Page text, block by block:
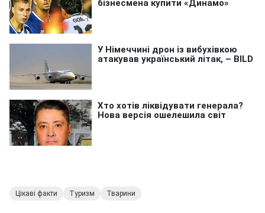
Цікаві факти Туризм Тварини